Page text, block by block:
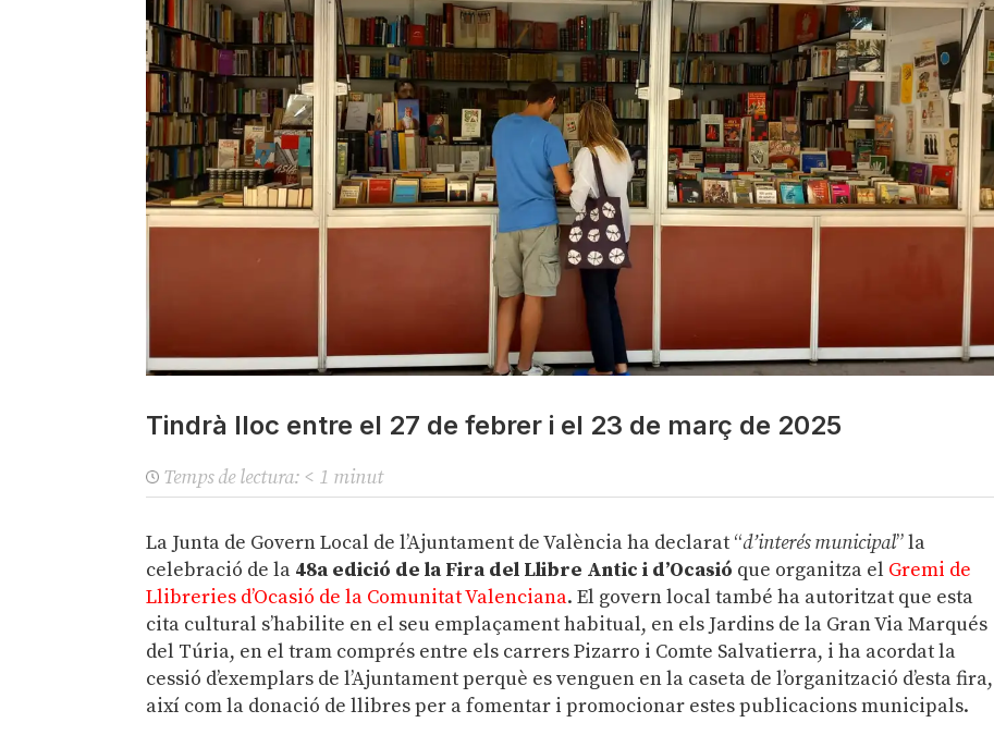
Tindrà lloc entre el 27 de febrer i el 23 de març de 2025
Temps de lectura: < 1 minut
La Junta de Govern Local de l’Ajuntament de València ha declarat “d’interés municipal” la
celebració de la 48a edició de la Fira del Llibre Antic i d’Ocasió que organitza el Gremi de
Llibreries d’Ocasió de la Comunitat Valenciana. El govern local també ha autoritzat que esta
cita cultural s’habilite en el seu emplaçament habitual, en els Jardins de la Gran Via Marqués
del Túria, en el tram comprés entre els carrers Pizarro i Comte Salvatierra, i ha acordat la
cessió d’exemplars de l’Ajuntament perquè es venguen en la caseta de l’organització d’esta fira,
així com la donació de llibres per a fomentar i promocionar estes publicacions municipals.